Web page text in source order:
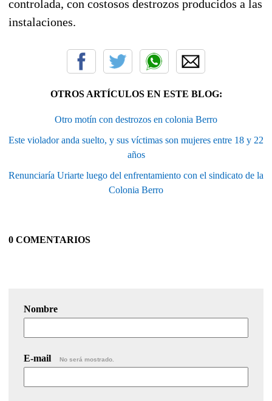
controlada, con costosos destrozos producidos a las
instalaciones.
OTROS ARTÍCULOS EN ESTE BLOG:
Otro motín con destrozos en colonia Berro
Este violador anda suelto, y sus víctimas son mujeres entre 18 y 22
años
Renunciaría Uriarte luego del enfrentamiento con el sindicato de la
Colonia Berro
0 COMENTARIOS
Nombre
E-mail No será mostrado.